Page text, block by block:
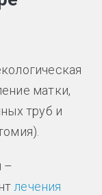
матки,
труб и
–
лечения